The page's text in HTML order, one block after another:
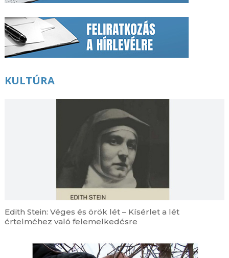
KULTÚRA
Edith Stein: Véges és örök lét – Kísérlet a lét
értelméhez való felemelkedésre